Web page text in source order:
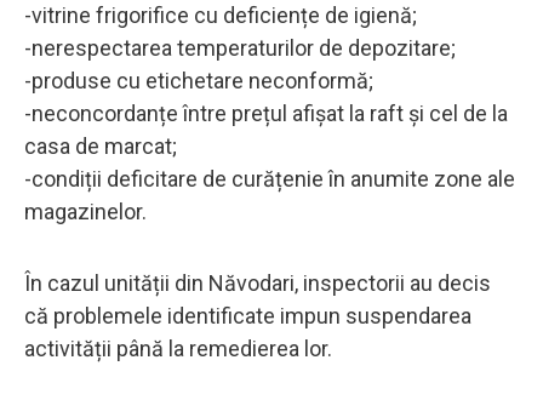
-vitrine frigorifice cu deficiențe de igienă;
-nerespectarea temperaturilor de depozitare;
-produse cu etichetare neconformă;
-neconcordanțe între prețul afișat la raft și cel de la
casa de marcat;
-condiții deficitare de curățenie în anumite zone ale
magazinelor.
În cazul unității din Năvodari, inspectorii au decis
că problemele identificate impun suspendarea
activității până la remedierea lor.